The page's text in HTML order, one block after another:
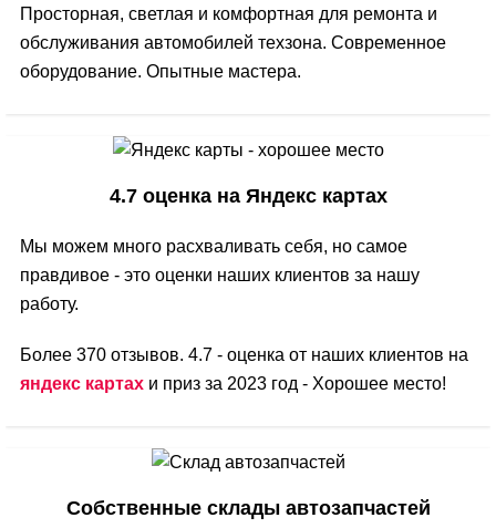
Просторная, светлая и комфортная для ремонта и
обслуживания автомобилей техзона. Современное
оборудование. Опытные мастера.
4.7 оценка на Яндекс картах
Мы можем много расхваливать себя, но самое
правдивое - это оценки наших клиентов за нашу
работу.
Более 370 отзывов. 4.7 - оценка от наших клиентов на
яндекс картах и приз за 2023 год - Хорошее место!
Собственные склады автозапчастей